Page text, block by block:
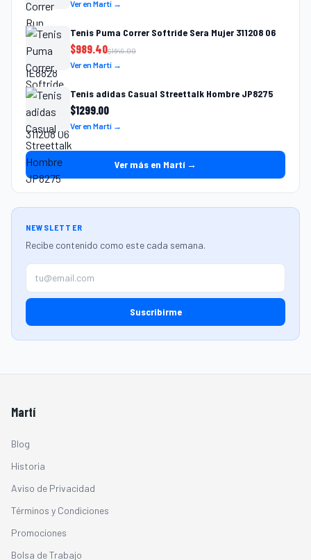
Ver en Martí →
Tenis Puma Correr Softride Sera Mujer 311208 06
$989.40$1649.00
Ver en Martí →
Tenis adidas Casual Streettalk Hombre JP8275
$1299.00
Ver en Martí →
Ver más en Martí →
NEWSLETTER
Recibe contenido como este cada semana.
Suscribirme
Martí
Blog
Historia
Aviso de Privacidad
Términos y Condiciones
Promociones
Bolsa de Trabajo